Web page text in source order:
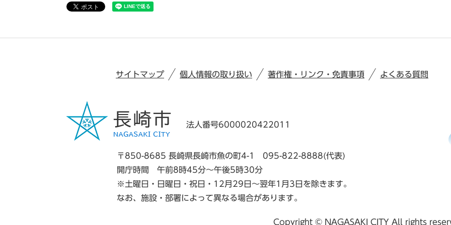
サイトマップ 個人情報の取り扱い 著作権・リンク・免責事項 よくある質問
法人番号6000020422011
〒850-8685 長崎県長崎市魚の町4-1
095-822-8888(代表)
開庁時間 午前8時45分～午後5時30分
※土曜日・日曜日・祝日・12月29日～翌年1月3日を除きます。
なお、施設・部署によって異なる場合があります。
Copyright © NAGASAKI CITY All rights